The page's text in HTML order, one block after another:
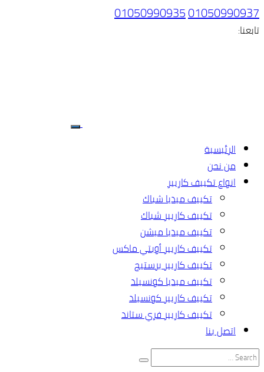
01050990937
01050990935
تابعنا:
الرئيسية
من نحن
انواع تكييف كاريير
تكييف ميديا شباك
تكييف كاريير شباك
تكييف ميديا ميشن
تكييف كاريير أوبتي ماكس
تكييف كاريير برستيج
تكييف ميديا كونسيلد
تكييف كاريير كونسيلد
تكييف كاريير فري ستاند
اتصل بنا